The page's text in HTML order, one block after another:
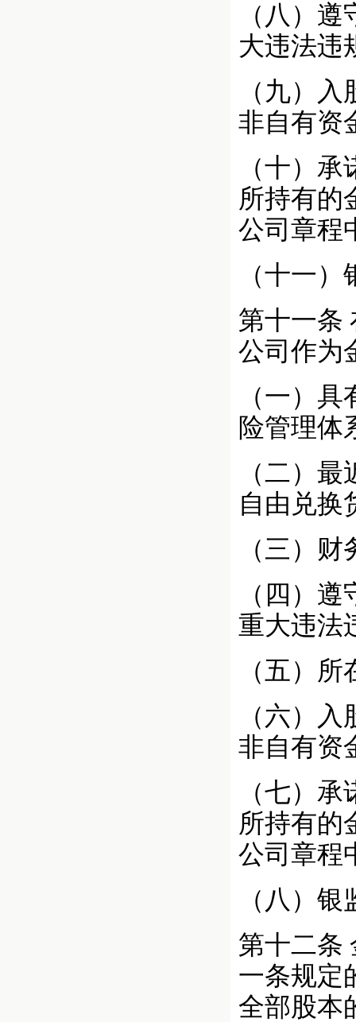
（八）
大违法违
（九）
非自有资
（十）
所持有的
公司章程
（十一
第十一条
公司作为
（一）
险管理体
（二）
自由兑换
（三）
（四）
重大违法
（五）
（六）
非自有资
（七）
所持有的
公司章程
（八）
第十二条
一条规定
全部股本